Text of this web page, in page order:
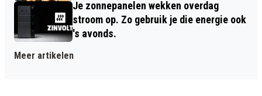
Je zonnepanelen wekken overdag
stroom op. Zo gebruik je die energie ook
's avonds.
Meer artikelen